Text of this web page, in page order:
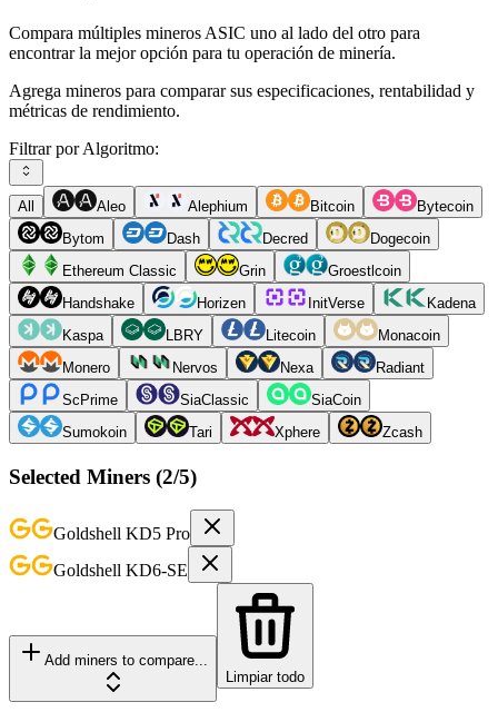
Compara múltiples mineros ASIC uno al lado del otro para
encontrar la mejor opción para tu operación de minería.
Agrega mineros para comparar sus especificaciones, rentabilidad y
métricas de rendimiento.
Filtrar por Algoritmo:
All Aleo Alephium Bitcoin
Bytecoin
Bytom
Dash Decred
Dogecoin
Ethereum Classic
Grin
Groestlcoin
Handshake
Horizen InitVerse
Kadena
Kaspa
LBRY Litecoin
Monacoin
Monero
Nervos Nexa
Radiant
ScPrime
SiaClassic
SiaCoin
Sumokoin
Tari Xphere Zcash
Selected Miners (2/5)
Goldshell KD5 Pro
Goldshell KD6-SE
Add miners to compare...
Limpiar todo